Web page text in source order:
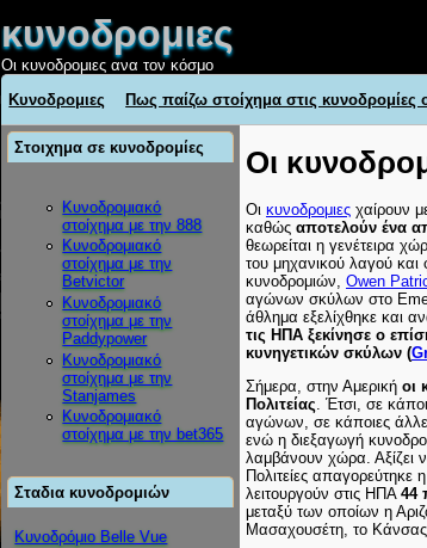
κυνοδρομιες
Οι κυνοδρομιες ανα τον κόσμο
Κυνοδρομιες
Πως παίζω στοίχημα στις κυνοδρομίες
Στοιχημα σε κυνοδρομίες
Κυνοδρομιακό
στοίχημα με την 888
Κυνοδρομιακό
στοίχημα με την
Betvictor
Κυνοδρομιακό
στοίχημα με την
Paddypower
Κυνοδρομιακό
στοίχημα με την
Stanjames
Κυνοδρομιακό
στοίχημα με την bet365
Σταδια κυνοδρομιών
Κυνοδρόμιο Belle Vue
Οι
Οι κυνοδρομιες χαίρουν
καθώς αποτελούν ένα
θεωρείται η γενέτειρα
του μηχανικού λαγού
κυνοδρομιών, Owen
αγώνων σκύλων στο
άθλημα εξελίχθηκε και
τις ΗΠΑ ξεκίνησε ο
κυνηγετικών σκύλων (
Σήμερα, στην Αμερική οι
Πολιτείας . Έτσι, σε
αγώνων, σε κάποιες
ενώ η διεξαγωγή
λαμβάνουν χώρα. Αξίζει
Πολιτείες
λειτουργούν στις ΗΠΑ 44
μεταξύ των οποίων η
Μασαχουσέτη, το